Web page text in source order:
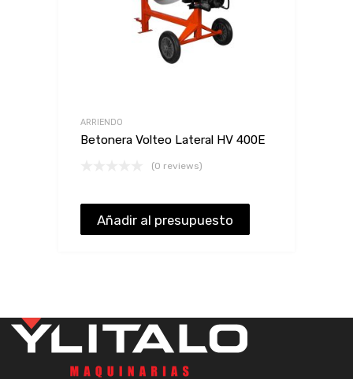
ARRIENDO
Betonera Volteo Lateral HV 400E
(0 reviews)
Añadir al presupuesto